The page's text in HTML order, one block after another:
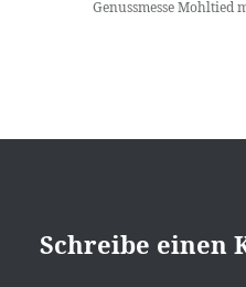
Genussmesse Mohltied
Schreibe einen